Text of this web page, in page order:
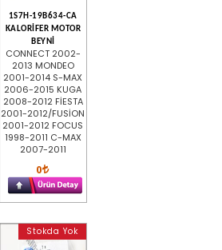
1S7H-19B634-CA
KALORİFER MOTOR
BEYNİ
CONNECT 2002-
2013 MONDEO
2001-2014 S-MAX
2006-2015 KUGA
2008-2012 FİESTA
2001-2012/FUSİON
2001-2012 FOCUS
1998-2011 C-MAX
2007-2011
0
Stokda Yok